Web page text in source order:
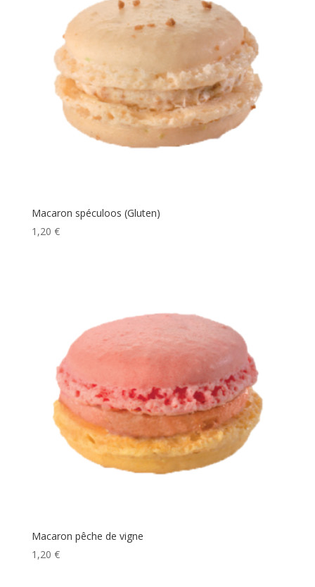
Macaron spéculoos (Gluten)
1,20 €
Macaron pêche de vigne
1,20 €